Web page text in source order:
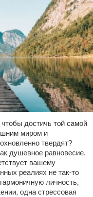
достичь той самой
миром и
твердят?
душевное равновесие,
вашему
реалиях не так-то
личность,
одна стрессовая